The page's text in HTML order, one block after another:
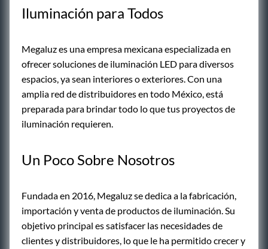
Iluminación para Todos
Megaluz es una empresa mexicana especializada en
ofrecer soluciones de iluminación LED para diversos
espacios, ya sean interiores o exteriores. Con una
amplia red de distribuidores en todo México, está
preparada para brindar todo lo que tus proyectos de
iluminación requieren.
Un Poco Sobre Nosotros
Fundada en 2016, Megaluz se dedica a la fabricación,
importación y venta de productos de iluminación. Su
objetivo principal es satisfacer las necesidades de
clientes y distribuidores, lo que le ha permitido crecer y